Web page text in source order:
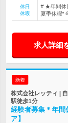
休日
休暇
# ★年間休
夏季休暇*
求人詳細
新着
株式会社レッティ |
駅徒歩1分
経験者募集＊年
ア】